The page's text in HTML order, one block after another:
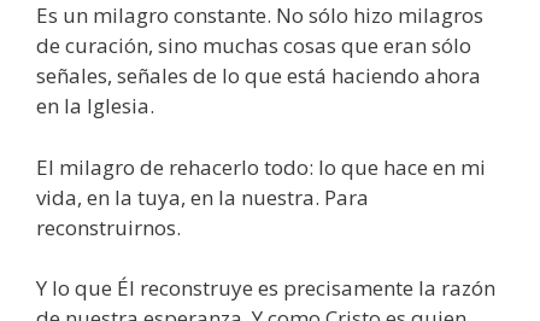
Es un milagro constante. No sólo hizo milagros
de curación, sino muchas cosas que eran sólo
señales, señales de lo que está haciendo ahora
en la Iglesia.
El milagro de rehacerlo todo: lo que hace en mi
vida, en la tuya, en la nuestra. Para
reconstruirnos.
Y lo que Él reconstruye es precisamente la razón